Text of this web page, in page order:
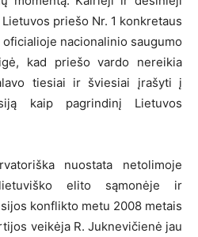
priešo Nr. 1 konkretaus
nacionalinio saugumo
kad priešo vardo nereikia
tiesiai ir šviesiai įrašyti į
kaip pagrindinį Lietuvos
nuostata netolimoje
elito sąmonėje ir
konflikto metu 2008 metais
veikėja R. Juknevičienė jau